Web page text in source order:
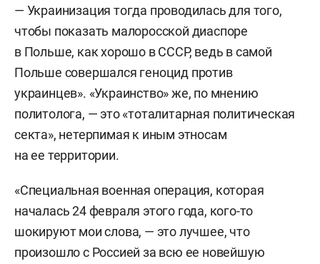
— Украинизация тогда проводилась для того,
чтобы показать малоросской диаспоре
в Польше, как хорошо в СССР, ведь в самой
Польше совершался геноцид против
украинцев». «Украинство» же, по мнению
политолога, — это «тоталитарная политическая
секта», нетерпимая к иным этносам
на ее территории.
«Специальная военная операция, которая
началась 24 февраля этого года, кого-то
шокируют мои слова, — это лучшее, что
произошло с Россией за всю ее новейшую